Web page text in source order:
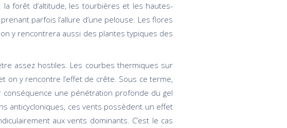
forêt d’altitude, les tourbières et les hautes-
parfois l’allure d’une pelouse. Les flores
y rencontrera aussi des plantes typiques des
assez hostiles. Les courbes thermiques sur
on y rencontre l’effet de crête. Sous ce terme,
conséquence une pénétration profonde du gel
anticycloniques, ces vents possèdent un effet
aux vents dominants. C’est le cas